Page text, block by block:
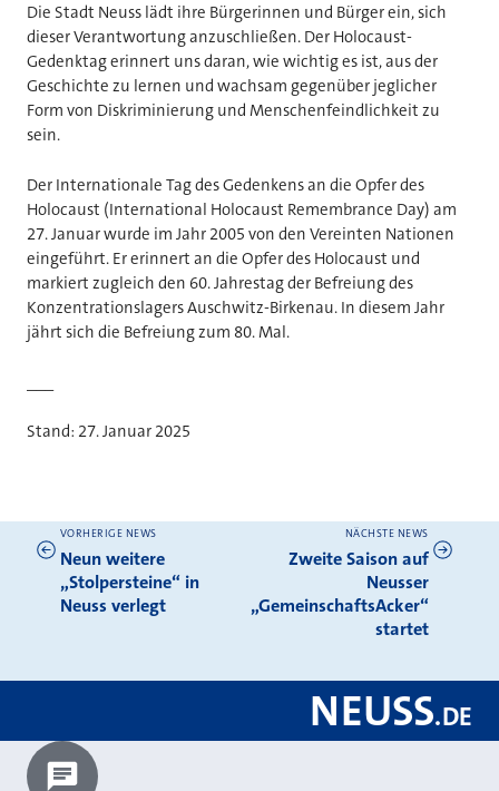
Die Stadt Neuss lädt ihre Bürgerinnen und Bürger ein, sich
dieser Verantwortung anzuschließen. Der Holocaust-
Gedenktag erinnert uns daran, wie wichtig es ist, aus der
Geschichte zu lernen und wachsam gegenüber jeglicher
Form von Diskriminierung und Menschenfeindlichkeit zu
sein.
Der Internationale Tag des Gedenkens an die Opfer des
Holocaust (International Holocaust Remembrance Day) am
27. Januar wurde im Jahr 2005 von den Vereinten Nationen
eingeführt. Er erinnert an die Opfer des Holocaust und
markiert zugleich den 60. Jahrestag der Befreiung des
Konzentrationslagers Auschwitz-Birkenau. In diesem Jahr
jährt sich die Befreiung zum 80. Mal.
Stand: 27. Januar 2025
Weitere News
VORHERIGE NEWS
Neun weitere
„Stolpersteine“ in
Neuss verlegt
NÄCHSTE NEWS
Zweite Saison auf
Neusser
„GemeinschaftsAcker“
startet
NEUSS.DE